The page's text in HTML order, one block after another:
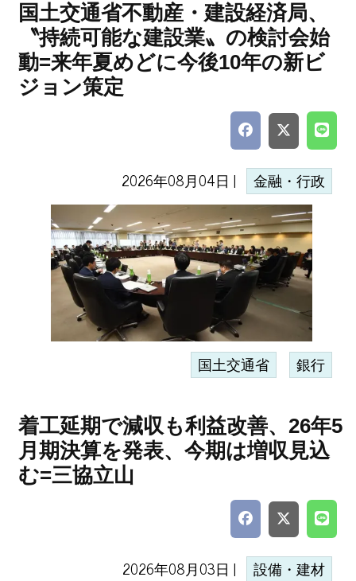
国土交通省不動産・建設経済局、
〝持続可能な建設業〟の検討会始
動=来年夏めどに今後10年の新ビ
ジョン策定
2026年08月04日 | 金融・行政
国土交通省 銀行
着工延期で減収も利益改善、26年5
月期決算を発表、今期は増収見込
む=三協立山
2026年08月03日 | 設備・建材